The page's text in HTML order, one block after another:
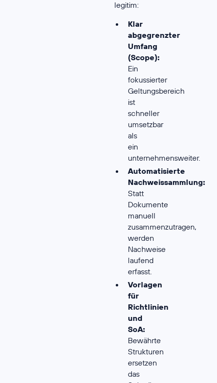
legitim:
Klar
abgegrenzter
Umfang
(Scope):
Ein
fokussierter
Geltungsbereich
ist
schneller
umsetzbar
als
ein
unternehmensweiter.
Automatisierte
Nachweissammlung:
Statt
Dokumente
manuell
zusammenzutragen,
werden
Nachweise
laufend
erfasst.
Vorlagen
für
Richtlinien
und
SoA:
Bewährte
Strukturen
ersetzen
das